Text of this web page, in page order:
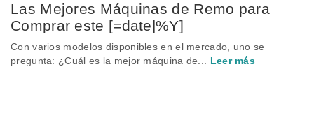
Las Mejores Máquinas de Remo para
Comprar este [=date|%Y]
Con varios modelos disponibles en el mercado, uno se
pregunta: ¿Cuál es la mejor máquina de... Leer más